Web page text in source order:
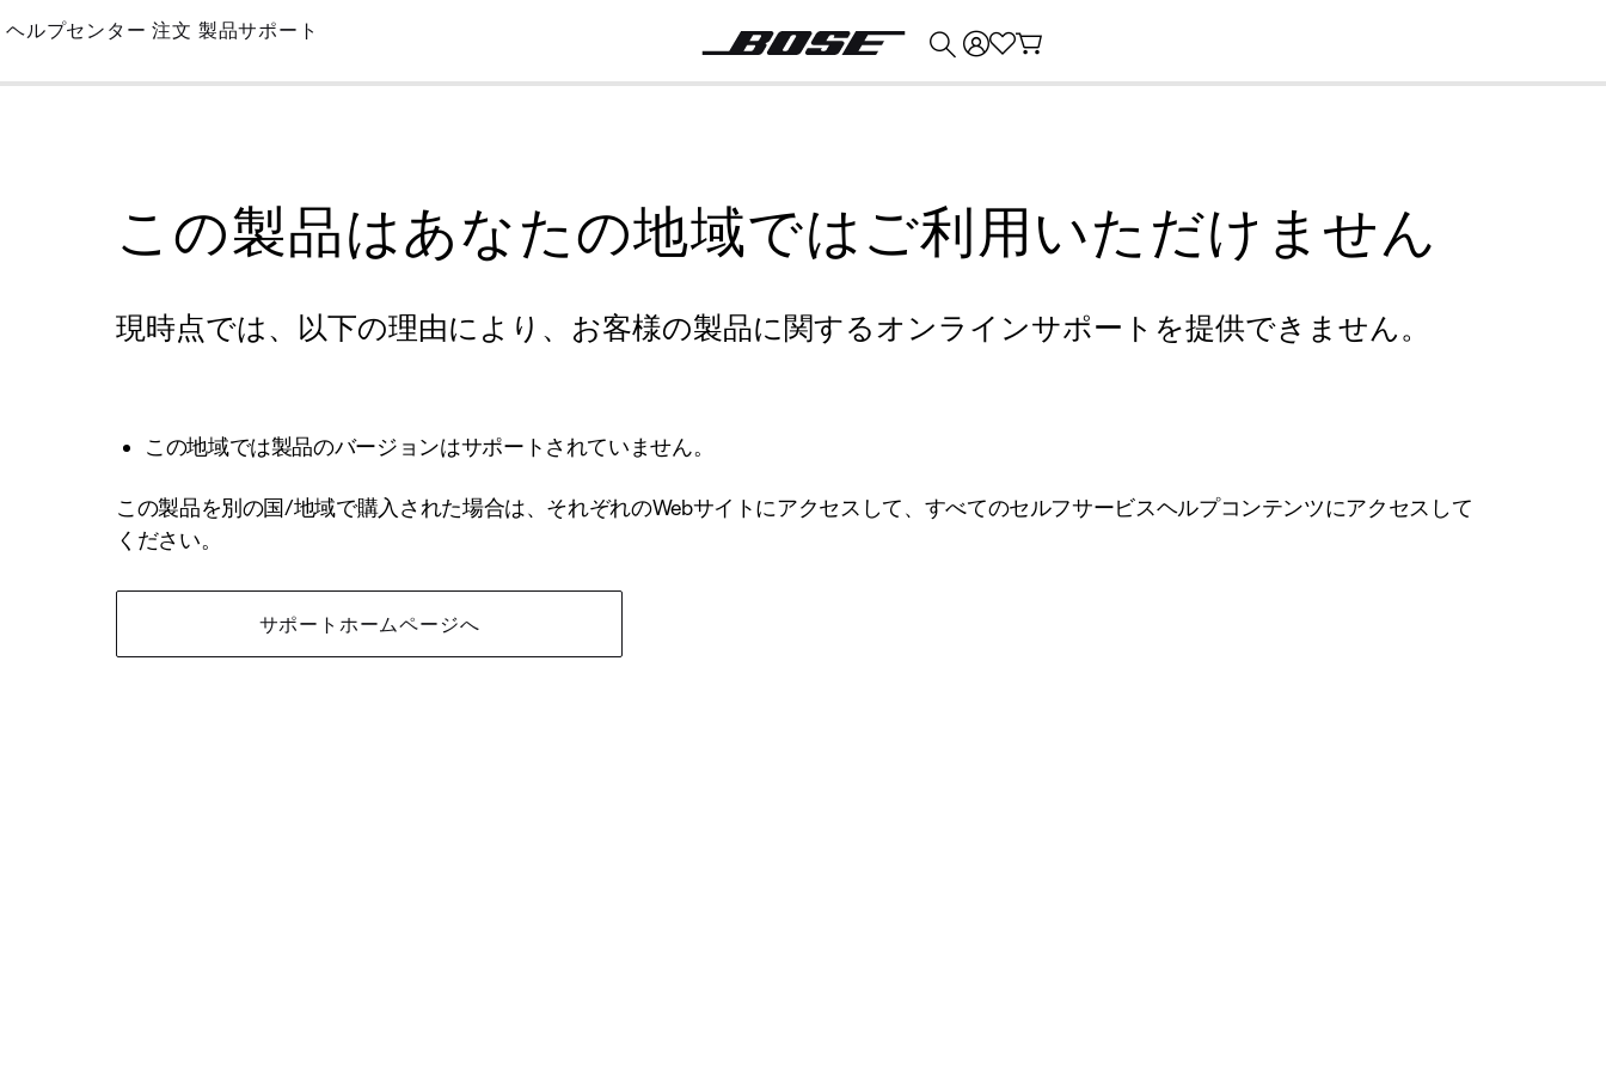
Skip
Main
ヘルプセンター 注文 製品サポート
この製品はあなたの地域ではご利用いただけません
現時点では、以下の理由により、お客様の製品に関するオンラインサポートを提供できません。
この地域では製品のバージョンはサポートされていません。
この製品を別の国/地域で購入された場合は、それぞれのWebサイトにアクセスして、すべてのセルフサービスヘルプコンテンツにアクセスして
ください。
サポートホームページへ